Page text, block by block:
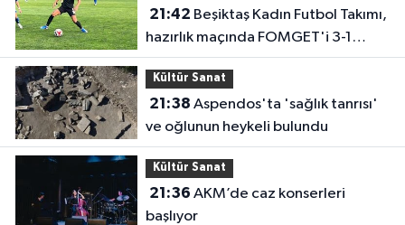
21:42
hazırlık maçında FOMGET'i 3-1
mağlup etti
Kültür Sanat
21:38
ve oğlunun heykeli bulundu
Kültür Sanat
21:36
başlıyor